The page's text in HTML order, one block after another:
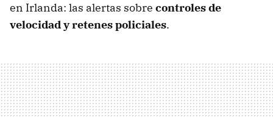
en Irlanda: las alertas sobre controles de
velocidad y retenes policiales.